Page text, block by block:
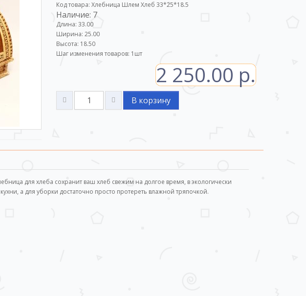
Код товара: Хлебница Шлем Хлеб 33*25*18.5
Наличие: 7
Длина: 33.00
Ширина: 25.00
Высота: 18.50
Шаг изменения товаров: 1 шт
2 250.00 р.
В корзину
для хлеба сохранит ваш хлеб свежим на долгое время, в экологически
а для уборки достаточно просто протереть влажной тряпочкой.